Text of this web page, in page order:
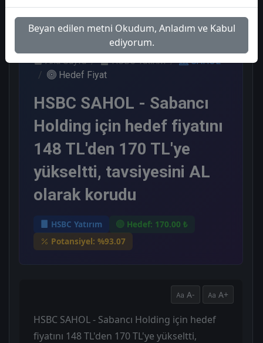
Ana Sayfa HSBC Yatırım
SAHOL
Hedef Fiyat
HSBC SAHOL - Sabancı
Holding için hedef fiyatını
148 TL'den 170 TL'ye
yükseltti, tavsiyesini AL
olarak korudu
HSBC Yatırım
Hedef: 170.00 ₺
Potansiyel: %93.07
A- A+
HSBC SAHOL - Sabancı Holding için hedef
fiyatını 148 TL'den 170 TL'ye yükseltti,
Beyan edilen metni Okudum, Anladım ve Kabul
ediyorum.